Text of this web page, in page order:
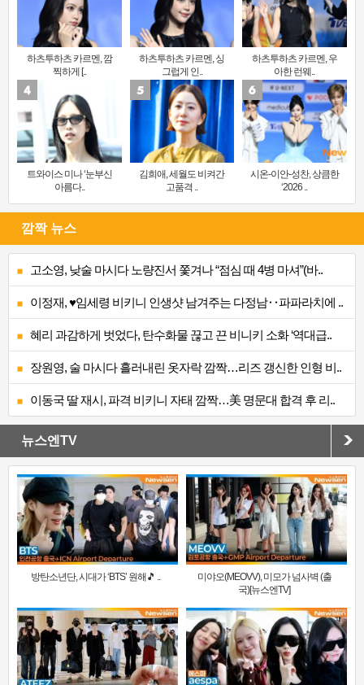
하츠투하츠 카르멘, 깜
찍하게 [..
하츠투하츠 카르멘, 싱
그럽게 인..
하츠투하츠 카르멘, 우
아한 런웨..
트와이스 미나 ‘눈부신
아름다..
김희애, 세월도 비켜간
고품격 ..
시온-이안-성찬, 상큼한
‘2026 ..
깜짝 뉴스
고소영, 낮술 마시다 노량진서 쫓겨나 “점심 때 4병 마셔”(바..
이정재, ♥임세령 비키니 인생샷 남겨주는 다정남‥파파라치에 ..
혜리 과감하게 벗었다, 탄수화물 끊고 끈 비니키 소화 ‘역대급..
장원영, 술 마시다 흘러내린 옷자락 깜짝…리즈 갱신한 인형 비..
이동국 딸 재시, 파격 비키니 자태 깜짝…美 명문대 합격 후 리..
뉴스엔TV
방탄소년단, 시대가 ‘BTS’ 원해🎵 ..
미야오(MEOVV), 미모가 넘사벽 (출
국)[뉴스엔TV]